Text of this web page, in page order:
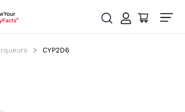
CYP2D6